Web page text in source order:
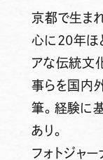
京都で生ま
心に20年ほ
アな伝統文
事らを国内
筆。経験に
あり。
フォトジャ